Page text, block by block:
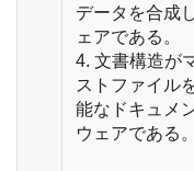
データを合成
ェアである。
4. 文書構造が
ストファイル
能なドキュメ
ウェアである。